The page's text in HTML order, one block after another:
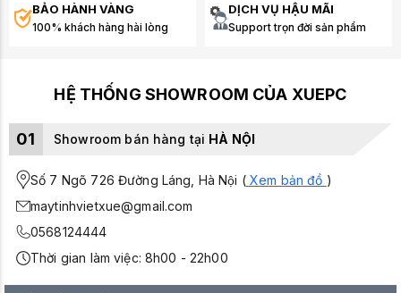
BẢO HÀNH VÀNG
100% khách hàng hài lòng
DỊCH VỤ HẬU MÃI
Support trọn đời sản phẩm
HỆ THỐNG SHOWROOM CỦA XUEPC
01 Showroom bán hàng tại HÀ NỘI
Số 7 Ngõ 726 Đường Láng, Hà Nội (Xem bản đồ )
maytinhvietxue@gmail.com
0568124444
Thời gian làm việc: 8h00 - 22h00